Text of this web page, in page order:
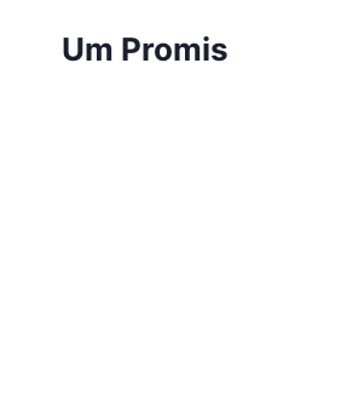
Um Promis